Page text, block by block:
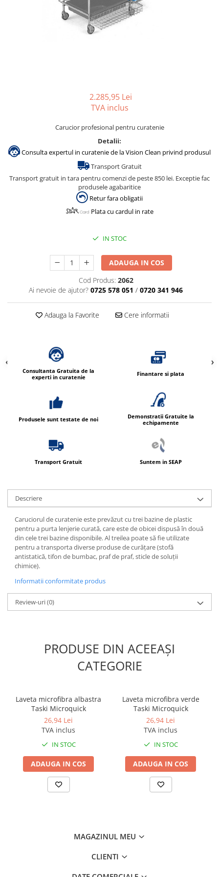
Gama de cosmetice hoteliere
Salvatore Ferragamo
Gama de cosmetice hoteliere Sense
2.285,95 Lei
TVA inclus
Carucior profesional pentru curatenie
Detalii:
Consulta expertul in curatenie de la Vision Clean privind produsul
Transport Gratuit
Transport gratuit in tara pentru comenzi de peste 850 lei. Exceptie fac
produsele agabaritice
Retur fara obligatii
Plata cu cardul in rate
IN STOC
ADAUGA IN COS
Cod Produs: 2062
Ai nevoie de ajutor? 0725 578 051 / 0720 341 946
Adauga la Favorite Cere informatii
Consultanta Gratuita de la
experti in curatenie
Finantare si plata
Produsele sunt testate de noi
Demonstratii Gratuite la
echipamente
Transport Gratuit Suntem in SEAP
Descriere
Caruciorul de curatenie este prevăzut cu trei bazine de plastic
pentru a purta lenjerie curată, care este de obicei dispusă în două
din cele trei bazine disponibile. Al treilea poate să fie utilizate
pentru a transporta diverse produse de curățare (stofă
antistatică, tifon de bumbac, praf de praf, sticle de soluții
chimice).
Informatii conformitate produs
Review-uri(0)
PRODUSE DIN ACEEAȘI
CATEGORIE
Laveta microfibra albastra
Taski Microquick
26,94 Lei
TVA inclus
IN STOC
ADAUGA IN COS
Laveta microfibra verde
Taski Microquick
26,94 Lei
TVA inclus
IN STOC
ADAUGA IN COS
MAGAZINUL MEU
CLIENTI